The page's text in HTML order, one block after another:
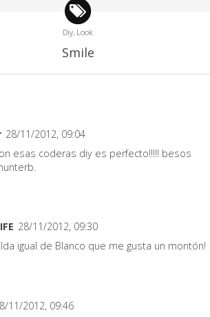
Diy, Look
Smile
28/11/2012, 09:04
esas coderas diy es perfecto!!!!! besos
28/11/2012, 09:30
igual de Blanco que me gusta un montón!
11/2012, 09:46